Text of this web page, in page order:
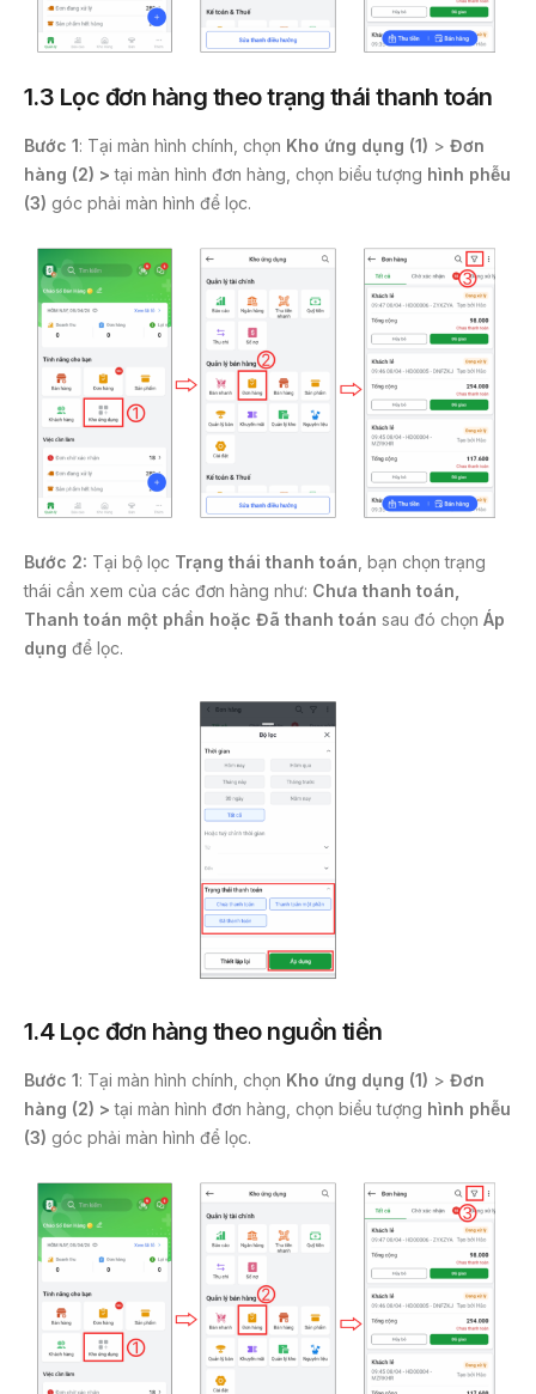
1.3 Lọc đơn hàng theo trạng thái thanh toán
Bước 1 : Tại màn hình chính, chọn Kho ứng dụng (1) > Đơn
hàng (2) >tại màn hình đơn hàng, chọn biểu tượng hình phễu
(3) góc phải màn hình để lọc.
Bước 2: Tại bộ lọc Trạng thái thanh toán , bạn chọn trạng
thái cần xem của các đơn hàng như: Chưa thanh toán,
Thanh toán một phần hoặc Đã thanh toán sau đó chọn Áp
dụng để lọc.
1.4 Lọc đơn hàng theo nguồn tiền
Bước 1: Tại màn hình chính, chọn Kho ứng dụng (1) > Đơn
hàng (2) >tại màn hình đơn hàng, chọn biểu tượng hình phễu
(3) góc phải màn hình để lọc.